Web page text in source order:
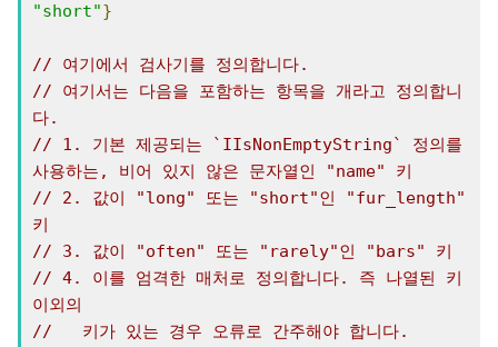
"short"}
// 여기에서 검사기를 정의합니다.
// 여기서는 다음을 포함하는 항목을 개라고 정의합니
다.
// 1. 기본 제공되는 `IIsNonEmptyString` 정의를
사용하는, 비어 있지 않은 문자열인 "name" 키
// 2. 값이 "long" 또는 "short"인 "fur_length"
키
// 3. 값이 "often" 또는 "rarely"인 "bars" 키
// 4. 이를 엄격한 매처로 정의합니다. 즉 나열된 키
이외의
//   키가 있는 경우 오류로 간주해야 합니다.